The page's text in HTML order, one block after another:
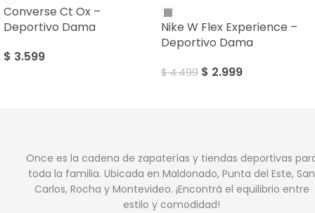
Converse Ct Ox –
Deportivo Dama
$ 3.599
Nike W Flex Experience –
Deportivo Dama
$4.499 $ 2.999
Once es la cadena de zapaterías y tiendas deportivas
toda la familia. Ubicada en Maldonado, Punta del Este, San
Carlos, Rocha y Montevideo. ¡Encontrá el equilibrio entre
estilo y comodidad!